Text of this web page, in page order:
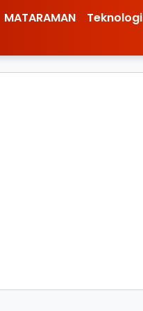
MATARAMAN Teknologi